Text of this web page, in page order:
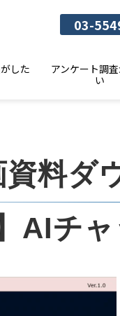
03-
した
アンケート調
い
資料ダ
AIチ